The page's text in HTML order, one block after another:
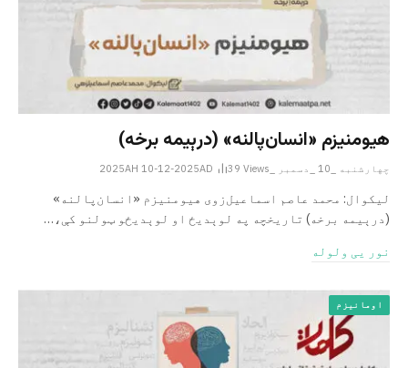
هیومنیزم «انسان‌پالنه» (درېیمه برخه)
چهارشنبه _10 _دسمبر _2025AH 10-12-2025AD 39 Views
لیکوال: محمد عاصم اسماعیل‌زوی هیومنیزم «انسان‌پالنه»
(درېیمه برخه) تاریخچه په لوېدیځ او لوېدیځو ټولنو کې،…
نور یی ولوله
اومانیزم